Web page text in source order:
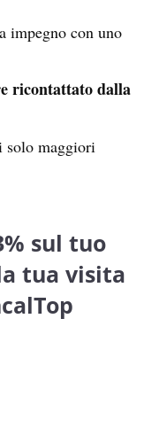
impegno con uno
ricontattato dalla
solo maggiori
sul tuo
tua visita